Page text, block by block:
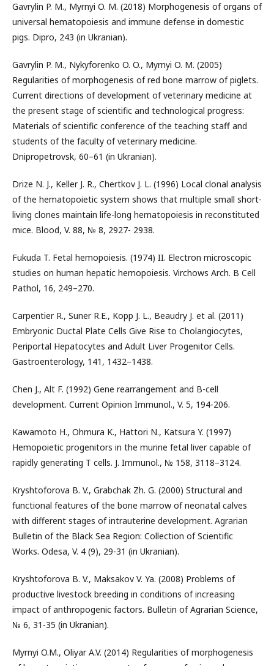
Gavrylin P. M., Myrnyi O. M. (2018) Morphogenesis of organs of
universal hematopoiesis and immune defense in domestic
pigs. Dipro, 243 (in Ukranian).
Gavrylin P. M., Nykyforenko O. O., Myrnyi O. M. (2005)
Regularities of morphogenesis of red bone marrow of piglets.
Current directions of development of veterinary medicine at
the present stage of scientific and technological progress:
Materials of scientific conference of the teaching staff and
students of the faculty of veterinary medicine.
Dnipropetrovsk, 60–61 (in Ukranian).
Drize N. J., Keller J. R., Chertkov J. L. (1996) Local clonal analysis
of the hematopoietic system shows that multiple small short-
living clones maintain life-long hematopoiesis in reconstituted
mice. Blood, V. 88, № 8, 2927- 2938.
Fukuda T. Fetal hemopoiesis. (1974) II. Electron microscopic
studies on human hepatic hemopoiesis. Virchows Arch. B Cell
Pathol, 16, 249–270.
Carpentier R., Suner R.E., Kopp J. L., Beaudry J. et al. (2011)
Embryonic Ductal Plate Cells Give Rise to Cholangiocytes,
Periportal Hepatocytes and Adult Liver Progenitor Cells.
Gastroenterology, 141, 1432–1438.
Chen J., Alt F. (1992) Gene rearrangement and B-cell
development. Current Opinion Immunol., V. 5, 194-206.
Kawamoto H., Ohmura K., Hattori N., Katsura Y. (1997)
Hemopoietic progenitors in the murine fetal liver capable of
rapidly generating T cells. J. Immunol., № 158, 3118–3124.
Kryshtoforova B. V., Grabchak Zh. G. (2000) Structural and
functional features of the bone marrow of neonatal calves
with different stages of intrauterine development. Agrarian
Bulletin of the Black Sea Region: Collection of Scientific
Works. Odesa, V. 4 (9), 29-31 (in Ukranian).
Kryshtoforova B. V., Maksakov V. Ya. (2008) Problems of
productive livestock breeding in conditions of increasing
impact of anthropogenic factors. Bulletin of Agrarian Science,
№ 6, 31-35 (in Ukranian).
Myrnyi O.M., Oliyar A.V. (2014) Regularities of morphogenesis